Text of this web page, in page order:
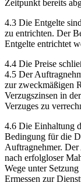
Zeitpunkt bereits
4.3 Die Entgelte
zu entrichten. Der
Entgelte entrichtet
4.4 Die Preise
4.5 Der
zur zweckmäßigen
Verzugszinsen in
Verzuges zu
4.6 Die Einhaltung
Bedingung für die
Auftragnehmer.
nach erfolgloser
Wege unter
Ermessen zur